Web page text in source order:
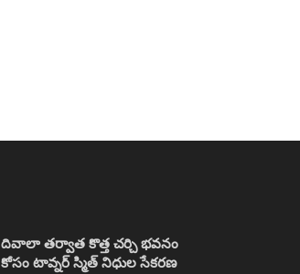
దివాలా తర్వాత కొత్త చర్చి భవనం
కోసం టావ్నర్ స్మిత్ నిధుల సేకరణ